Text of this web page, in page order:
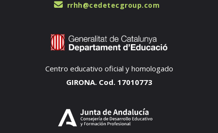
rrhh@cedetecgroup.com
Centro educativo oficial y homologado
GIRONA. Cod. 17010773